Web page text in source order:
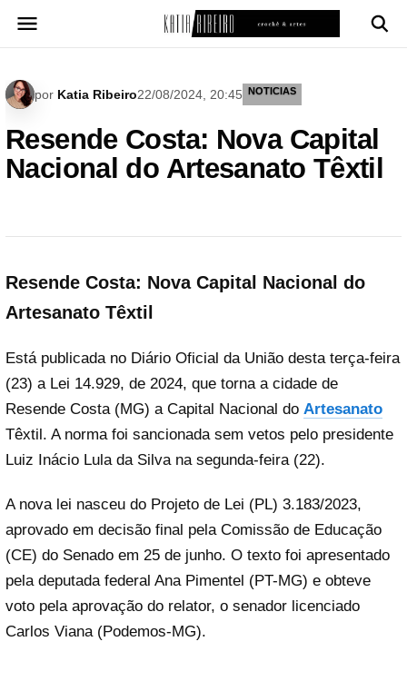
para
por Katia Ribeiro22/08/2024, 20:45 NOTICIAS
Resende Costa: Nova Capital
Nacional do Artesanato Têxtil
Resende Costa: Nova Capital Nacional do
Artesanato Têxtil
Está publicada no Diário Oficial da União desta terça-feira
(23) a Lei 14.929, de 2024, que torna a cidade de
Resende Costa (MG) a Capital Nacional do Artesanato
Têxtil. A norma foi sancionada sem vetos pelo presidente
Luiz Inácio Lula da Silva na segunda-feira (22).
A nova lei nasceu do Projeto de Lei (PL) 3.183/2023,
aprovado em decisão final pela Comissão de Educação
(CE) do Senado em 25 de junho. O texto foi apresentado
pela deputada federal Ana Pimentel (PT-MG) e obteve
voto pela aprovação do relator, o senador licenciado
Carlos Viana (Podemos-MG).